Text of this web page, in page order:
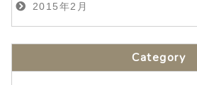
2015年2月
Category